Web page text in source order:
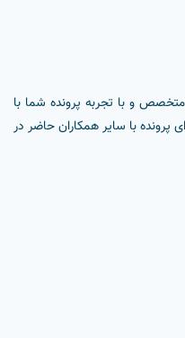
متخصص و با تجربه پرونده شما با
با سایر همکاران حاضر در